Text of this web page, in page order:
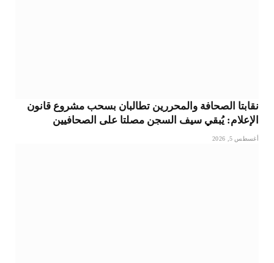
نقابتا الصحافة والمحررين تطالبان بسحب مشروع قانون
الإعلام: يُبقي سيف السجن مصلتا على الصحافيين
أغسطس 5, 2026